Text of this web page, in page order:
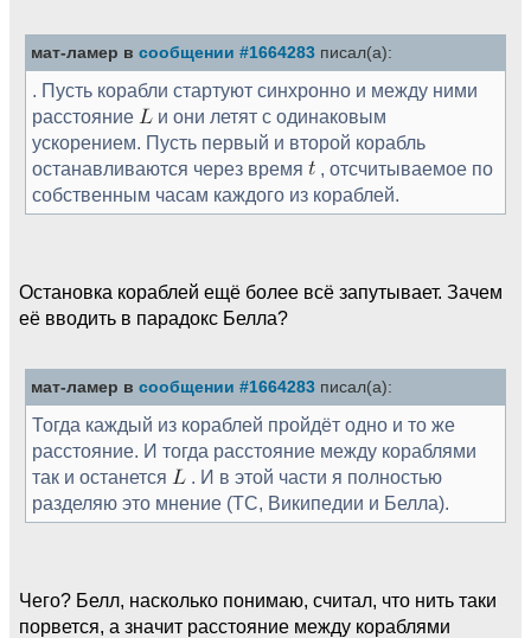
мат-ламер в сообщении #1664283 писал(а):
. Пусть корабли стартуют синхронно и между ними
расстояние
и они летят с одинаковым
ускорением. Пусть первый и второй корабль
останавливаются через время
, отсчитываемое по
собственным часам каждого из кораблей.
Остановка кораблей ещё более всё запутывает. Зачем
её вводить в парадокс Белла?
мат-ламер в сообщении #1664283 писал(а):
Тогда каждый из кораблей пройдёт одно и то же
расстояние. И тогда расстояние между кораблями
так и останется
. И в этой части я полностью
разделяю это мнение (ТС, Википедии и Белла).
Чего? Белл, насколько понимаю, считал, что нить таки
порвется, а значит расстояние между кораблями